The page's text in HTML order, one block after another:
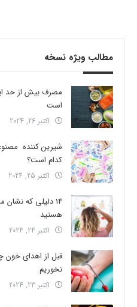
مطالب ویژه نسخه
است
اکتبر 26, 2024
شیرین کننده
کدام است؟
اکتبر 25, 2024
14 دلیلی که
هستید
اکتبر 24, 2024
قبل از اهدای
نخوریم
اکتبر 23, 2024